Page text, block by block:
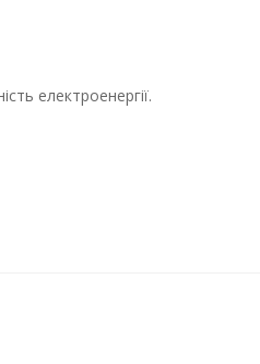
електроенергії.